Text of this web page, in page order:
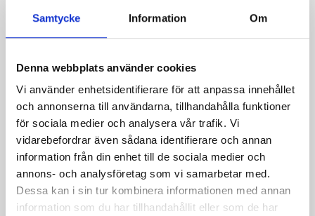
Samtycke Information Om
Denna webbplats använder cookies
Vi använder enhetsidentifierare för att anpassa innehållet
och annonserna till användarna, tillhandahålla funktioner
för sociala medier och analysera vår trafik. Vi
vidarebefordrar även sådana identifierare och annan
information från din enhet till de sociala medier och
annons- och analysföretag som vi samarbetar med.
Dessa kan i sin tur kombinera informationen med annan
information som du har tillhandahållit eller som de har
1000g